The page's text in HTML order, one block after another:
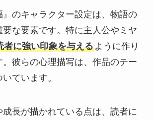
』のキャラクター設定は、物語の
要な要素です。特に主人公やミヤ
者に強い印象を与えるように作り
彼らの心理描写は、作品のテー
ています。
長が描かれている点は、読者に